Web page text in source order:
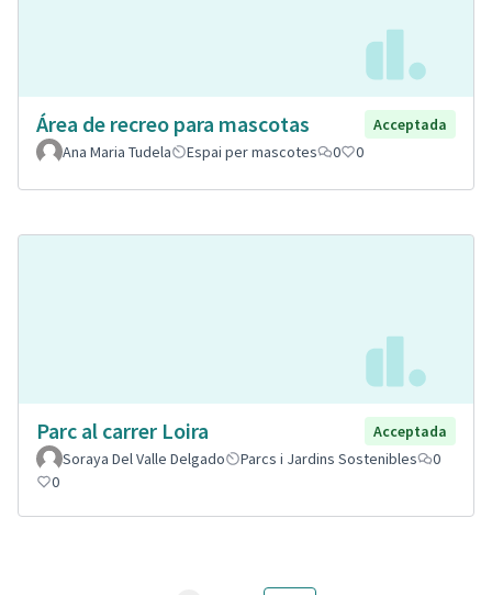
Área de recreo para mascotas
Acceptada
Ana Maria Tudela
Espai per mascotes 0 0
Parc al carrer Loira
Acceptada
Soraya Del Valle Delgado
Parcs i Jardins Sostenibles
0
0